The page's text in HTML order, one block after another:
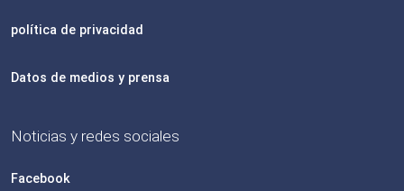
política de privacidad
Datos de medios y prensa
Noticias y redes sociales
Facebook